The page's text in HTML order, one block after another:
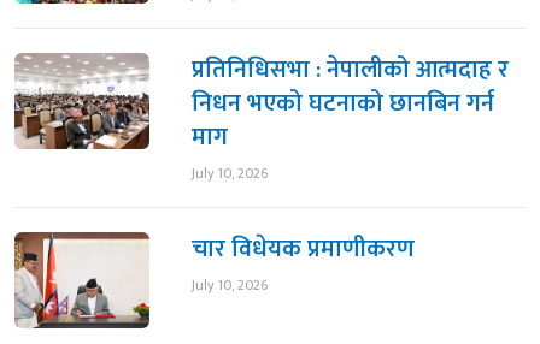
प्रतिनिधिसभा : नेपालीको आत्मदाह र
निधन भएको घटनाको छानबिन गर्न
माग
July 10, 2026
चार विधेयक प्रमाणीकरण
July 10, 2026